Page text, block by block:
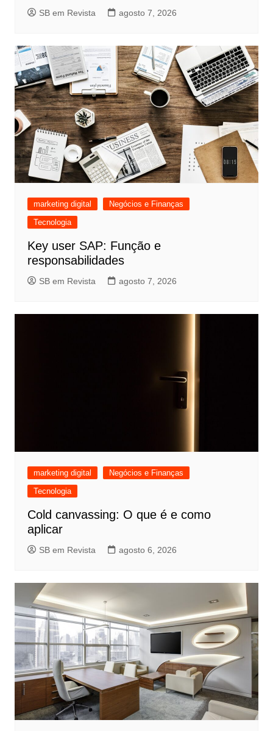
SB em Revista agosto 7, 2026
marketing digital
Negócios e Finanças
Tecnologia
Key user SAP: Função e
responsabilidades
SB em Revista agosto 7, 2026
marketing digital
Negócios e Finanças
Tecnologia
Cold canvassing: O que é e como
aplicar
SB em Revista agosto 6, 2026